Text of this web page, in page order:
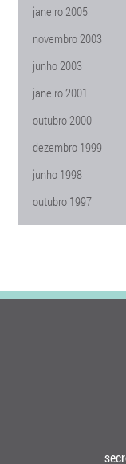
janeiro 2005
novembro 2003
junho 2003
janeiro 2001
outubro 2000
dezembro 1999
junho 1998
outubro 1997